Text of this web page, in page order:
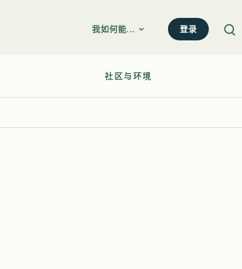
我如何能... 登录
社区与环境